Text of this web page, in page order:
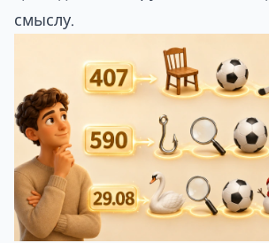
смыслу.